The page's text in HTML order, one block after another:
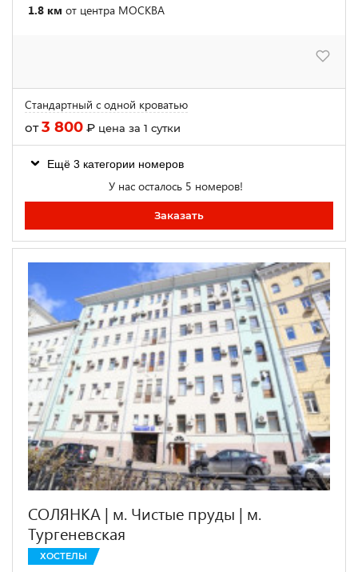
1.8 км от центра МОСКВА
Стандартный с одной кроватью
от3 800 ₽ цена за 1 сутки
Ещё 3 категории номеров
У нас осталось 5 номеров!
Заказать
СОЛЯНКА | м. Чистые пруды | м.
Тургеневская
ХОСТЕЛЫ